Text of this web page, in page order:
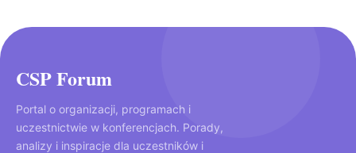
CSP Forum
Portal o organizacji, programach i
uczestnictwie w konferencjach. Porady,
analizy i inspiracje dla uczestników i